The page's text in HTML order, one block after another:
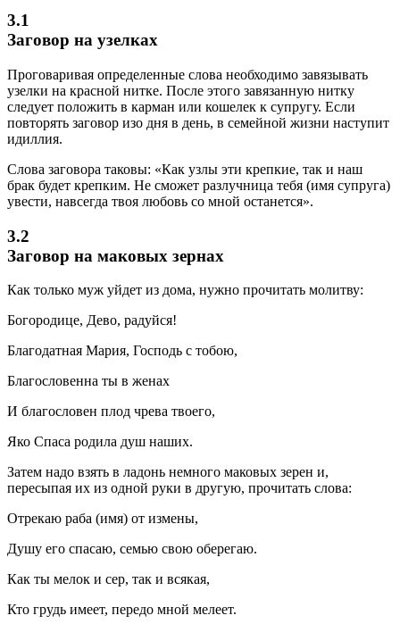
3.1
Заговор на узелках
Проговаривая определенные слова необходимо завязывать
узелки на красной нитке. После этого завязанную нитку
следует положить в карман или кошелек к супругу. Если
повторять заговор изо дня в день, в семейной жизни наступит
идиллия.
Слова заговора таковы: «Как узлы эти крепкие, так и наш
брак будет крепким. Не сможет разлучница тебя (имя супруга)
увести, навсегда твоя любовь со мной останется».
3.2
Заговор на маковых зернах
Как только муж уйдет из дома, нужно прочитать молитву:
Богородице, Дево, радуйся!
Благодатная Мария, Господь с тобою,
Благословенна ты в женах
И благословен плод чрева твоего,
Яко Спаса родила душ наших.
Затем надо взять в ладонь немного маковых зерен и,
пересыпая их из одной руки в другую, прочитать слова:
Отрекаю раба (имя) от измены,
Душу его спасаю, семью свою оберегаю.
Как ты мелок и сер, так и всякая,
Кто грудь имеет, передо мной мелеет.